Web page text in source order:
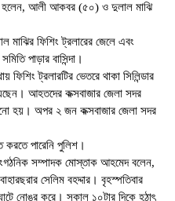
হলেন, আলী আকবর (৫০) ও দুলাল মাঝি
মাঝির ফিশিং ট্রলারের জেলে এবং
পাড়ার বাসিন্দা।
ট্রলারটির ভেতরে থাকা সিলিন্ডার
আহতদের কক্সবাজার জেলা সদর
হয়। অপর ২ জন কক্সবাজার জেলা সদর
করতে পারেনি পুলিশ।
সম্পাদক মোস্তাক আহমেদ বলেন,
সেলিম বহদ্দার। বৃহস্পতিবার
নোঙর করে। সকাল ১০টার দিকে হঠাৎ